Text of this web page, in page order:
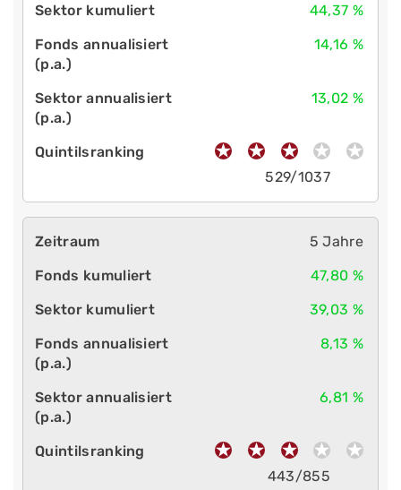
44,37 %
14,16 %
13,02 %
529/1037
5 Jahre
47,80 %
39,03 %
8,13 %
6,81 %
443/855